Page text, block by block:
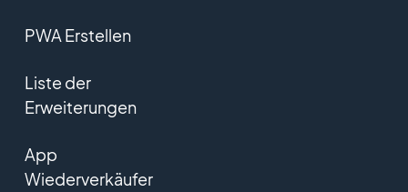
PWA Erstellen
Liste der
Erweiterungen
App
Wiederverkäufer